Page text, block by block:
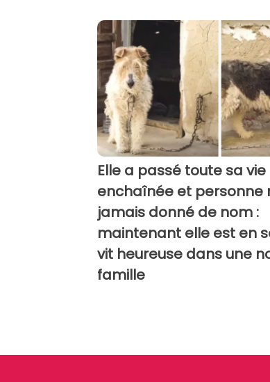
Elle a passé toute sa vie
enchaînée et personne
jamais donné de nom :
maintenant elle est en
vit heureuse dans une
famille